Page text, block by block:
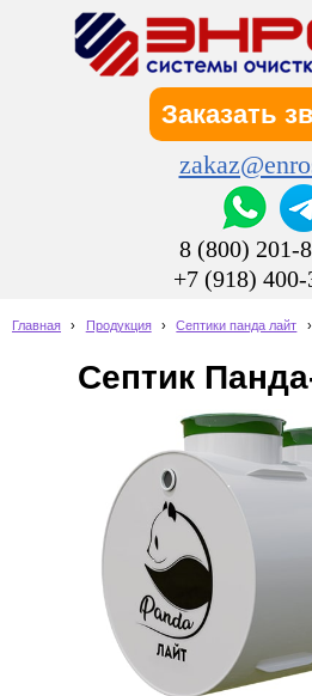
Заказать
8 (800) 201-
+7 (918)
Главная › Продукция › Септики панда лайт ›
Септик